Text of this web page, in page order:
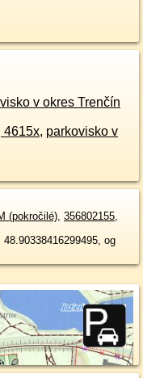
v okres Trenčín
4615x, parkovisko v
(pokročilé), 356802155,
og